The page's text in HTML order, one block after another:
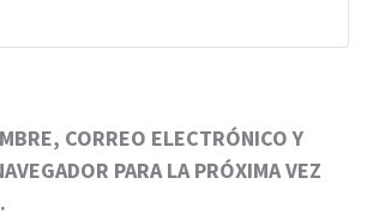
CORREO ELECTRÓNICO Y
PARA LA PRÓXIMA VEZ